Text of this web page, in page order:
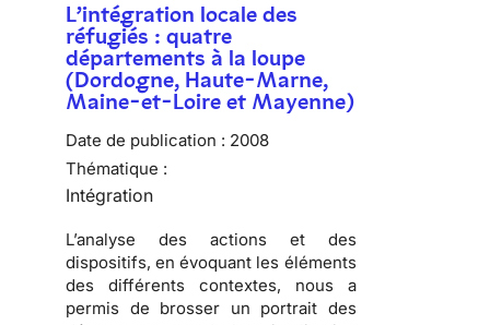
L’intégration locale des
réfugiés : quatre
départements à la loupe
(Dordogne, Haute-Marne,
Maine-et-Loire et Mayenne)
Date de publication : 2008
Thématique :
Intégration
L’analyse des actions et des
dispositifs, en évoquant les éléments
des différents contextes, nous a
permis de brosser un portrait des